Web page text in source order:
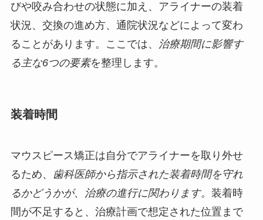
びや咬み合わせの状態に加え、アライナーの装着
状況、交換の進め方、通院状況などによって変わ
ることがあります。ここでは、
治療期間に影響す
る主な6つの要素を整理します。
装着時間
マウスピース矯正は自分でアライナーを取り外せ
るため、
歯科医師から指示された装着時間を守れ
るかどうかが、治療の進行に関わります。 装着時
間が不足すると、治療計画で想定された位置まで